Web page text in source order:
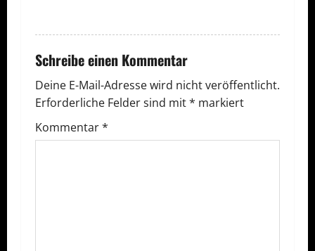
a
t
i
o
Schreibe einen Kommentar
Deine E-Mail-Adresse wird nicht veröffentlicht.
Erforderliche Felder sind mit* markiert
Kommentar*